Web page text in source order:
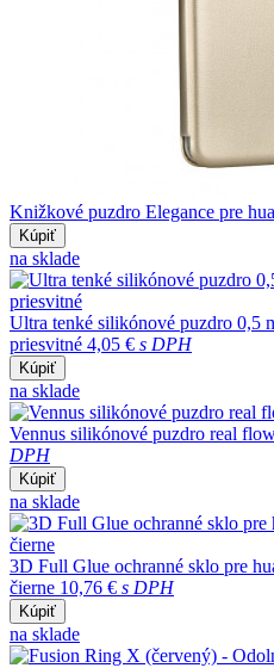
Knižkové puzdro Elegance pre
Kúpiť
na sklade
Ultra tenké silikónové puzdro 0,5
priesvitné 4,05 € s DPH
Kúpiť
na sklade
Vennus silikónové puzdro real
DPH
Kúpiť
na sklade
3D Full Glue ochranné sklo pre
čierne 10,76 € s DPH
Kúpiť
na sklade